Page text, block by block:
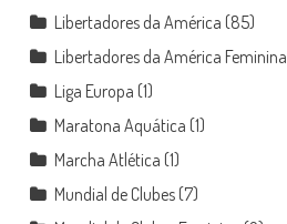
Libertadores da América (85)
Libertadores da América Feminina
Liga Europa (1)
Maratona Aquática (1)
Marcha Atlética (1)
Mundial de Clubes(7)